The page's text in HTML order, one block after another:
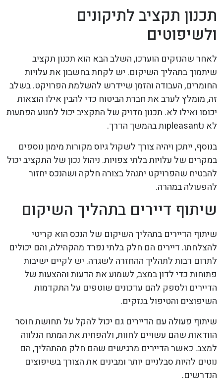
תכנון תקציב לתיקונים
ולשיפוטים
לאחר שהנזקים הוערכו, השלב הבא הוא תכנון תקציב
שיתמוך בתהליך השיקום. יש לקחת בחשבון את עלויות
החומרים, העבודה והזמן שיידרש להשלמת הפרויקט. בשלב
זה, מומלץ לערב את חברת הביטוח כדי להבין אילו הוצאות
יכוסו ואילו לא. תכנון מדויק של התקציב יכול למנוע הפתעות
לא נpleasantות בהמשך הדרך.
בנוסף, ייתכן ויהיה צורך לשקול גיוס מקורות מימון נוספים
במקרים של עלויות בלתי צפויות. ניהול נכון של התקציב יכול
להבטיח שהפרויקט יתנהל בצורה חלקה ושהנכס יחזור
להפעולה במהרה.
שיתוף דיירים בתהליך השיקום
שיתוף הדיירים בתהליך השיקום של הנכס הוא קריטי
להצלחתו. דיירים הם חלק בלתי נפרד מהקהילה, והם יכולים
לתרום רבות לתהליך ההחזרה לשגרה. יש לקיים ישיבות
פתוחות כדי לדון במצב, לשמוע את הדעות וההצעות של
הדיירים ולספק להם עדכונים שוטפים על התקדמות
השיפוצים והטיפול בנזקים.
שיתוף פעולה עם הדיירים גם יכול להקל על תחושת חוסר
הוודאות שהם עשויים לחוות, ולהפחית את המתח הנלווה
למצב. כאשר הדיירים מרגישים שהם חלק מהתהליך, הם
נוטים להיות סבלניים יותר ומבינים את הצורך בשיפוצים
הנדרשים.